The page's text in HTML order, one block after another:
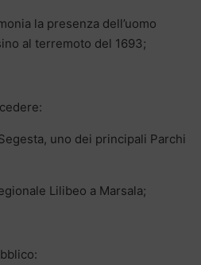
la presenza dell’uomo
al terremoto del 1693;
uno dei principali Parchi
Lilibeo a Marsala;